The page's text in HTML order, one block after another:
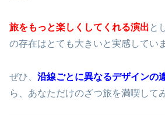
旅をもっと楽しくしてくれる演出 と
の存在はとても大きいと実感してい
ぜひ、 沿線ごとに異なるデザインの
ら、あなただけのざつ旅を満喫して